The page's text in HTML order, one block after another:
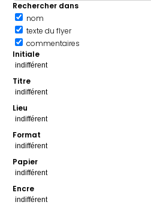
Rechercher dans
nom
texte du flyer
commentaires
Initiale
Titre
Lieu
Format
Papier
Encre